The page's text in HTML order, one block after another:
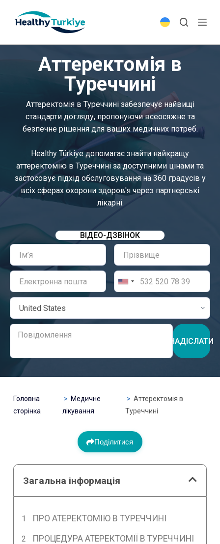
p
Аттеректомія в
Туреччині
Аттеректомія в Туреччині забезпечує найвищі
стандарти догляду, пропонуючи всеосяжне та
безпечне рішення для ваших медичних потреб.
Healthy Türkiye допомагає знайти найкращу
аттеректомію в Туреччині за доступними цінами та
застосовує підхід обслуговування на 360 градусів у
всіх сферах охорони здоров'я через партнерські
лікарні.
ВІДЕО-ДЗВІНОК
НАДІСЛАТИ
Головна
сторінка
Медичне
лікування
Аттеректомія в
Туреччині
Поділитися
Загальна інформація
ПРО АТЕРЕКТОМІЮ В ТУРЕЧЧИНІ
ПРОЦЕДУРА АТЕРЕКТОМІЇ В ТУРЕЧЧИНІ